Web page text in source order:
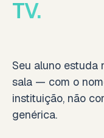
TV.
Seu aluno estuda
sala — com o
instituição, não
genérica.